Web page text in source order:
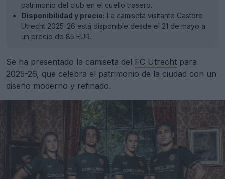
patrimonio del club en el cuello trasero.
Disponibilidad y precio: La camiseta visitante Castore
Utrecht 2025-26 está disponible desde el 21 de mayo a
un precio de 85 EUR.
Se ha presentado la camiseta del FC Utrecht para
2025-26, que celebra el patrimonio de la ciudad con un
diseño moderno y refinado.